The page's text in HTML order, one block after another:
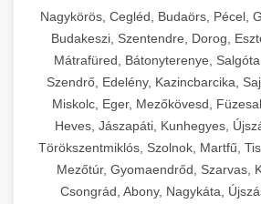
chef-
élelmiszer-előkészítéshez.
méretek különböző
chef-
kereskedelmi
🍳 28.
Berendezések
Teljes körű nagykonyhai
professzionális
Minden, ami szükséges
műveletekhez.
Nagykörös, Cegléd, Budaörs, Pécel,
Budakeszi, Szentendre, Dorog,
Mátrafüred, Bátonyterenye,
Szendrő, Edelény, Kazincbarcika,
Miskolc, Eger, Mezőkövesd,
Heves, Jászapáti, Kunhegyes,
Törökszentmiklós, Szolnok, Martfű,
Mezőtúr, Gyomaendrőd, Szarvas,
Csongrád, Abony, Nagykáta,